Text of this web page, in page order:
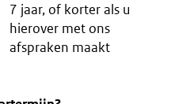
7 jaar, of korter als u
hierover met ons
afspraken maakt